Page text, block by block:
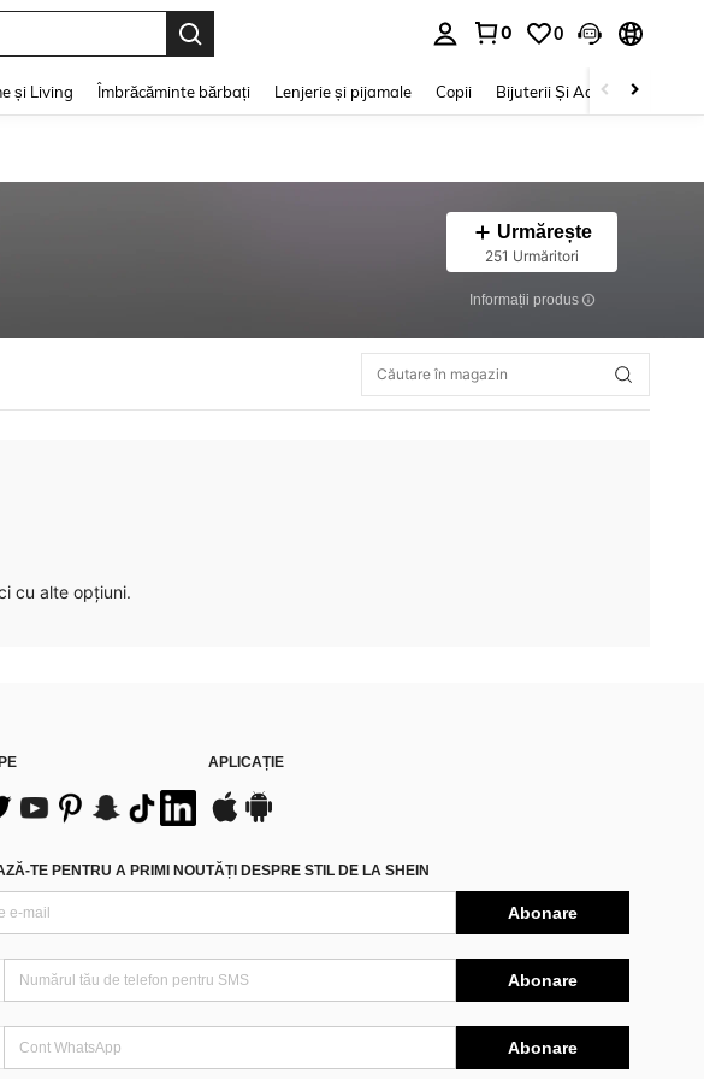
0 0
și Living Îmbrăcăminte bărbați Lenjerie și pijamale Copii Bijuterii Și Accesorii
Urmărește
251 Urmăritori
Informații produs
cu alte opțiuni.
APLICAȚIE
TE PENTRU A PRIMI NOUTĂȚI DESPRE STIL DE LA SHEIN
Abonare
Abonare
Abonare